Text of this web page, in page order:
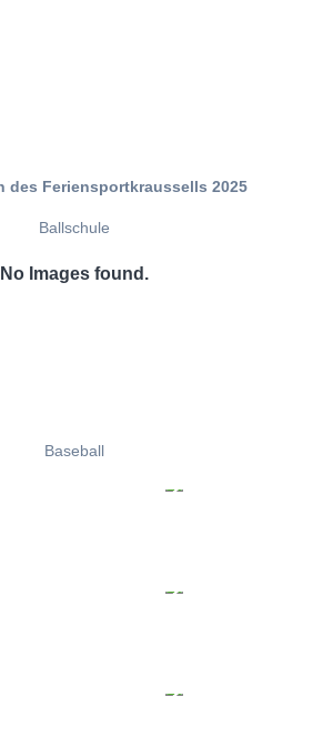
des Feriensportkraussells 2025
Ballschule
No Images found.
Baseball